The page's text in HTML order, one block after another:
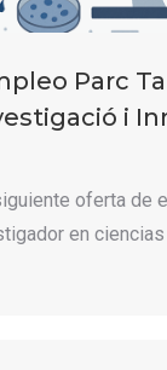
Parc
i
oferta de
en